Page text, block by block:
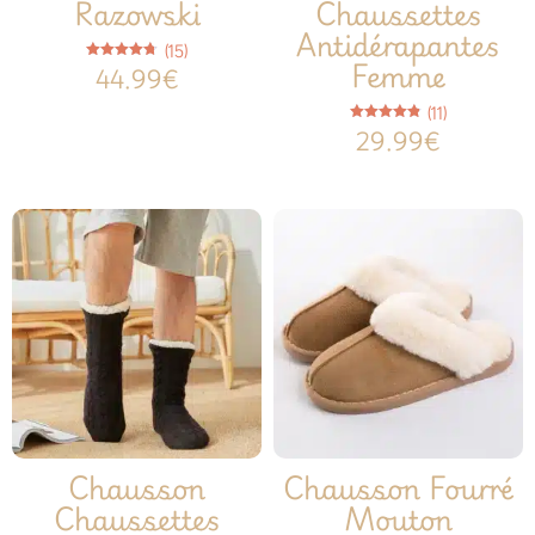
Razowski
Note
4.73
sur 5
(15)
44.99€
Chaussettes
Antidérapantes
Femme
Note
4.82
sur 5
(11)
29.99€
Chausson
Chaussettes
Chausson Fourré
Mouton